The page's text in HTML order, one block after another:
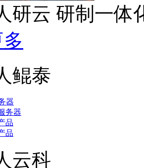
研云 研制一体
鲲泰
器
务器
品
品
云科